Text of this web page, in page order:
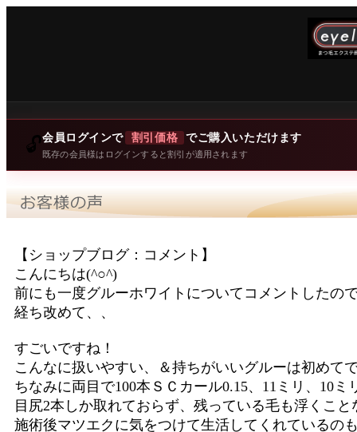
🔓会員ログインで 割引価格 でご購入いただけます
既存の会員様はログインすると割引が適用されます
【ショップブログ：コメント】
こんにちは(^○^)
前にも一度グルーホワイトについてコメントしたの
経ち改めて、、
すごいですね！
こんなに扱いやすい、＆持ちがいいグルーは初めて
ちなみに両目で100本ＳＣカール0.15、11ミリ、10
目尻2本しか取れておらず、残っている毛も浮くこ
施術後マツエクに気をつけて生活してくれているの